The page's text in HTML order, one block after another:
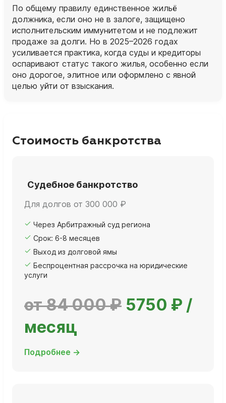
По общему правилу единственное жильё
должника, если оно не в залоге, защищено
исполнительским иммунитетом и не подлежит
продаже за долги. Но в 2025–2026 годах
усиливается практика, когда суды и кредиторы
оспаривают статус такого жилья, особенно если
оно дорогое, элитное или оформлено с явной
целью уйти от взыскания.
Стоимость банкротства
Судебное банкротство
Для долгов от 300 000 ₽
Через Арбитражный суд региона
Срок: 6-8 месяцев
Выход из долговой ямы
Беспроцентная рассрочка на юридические
услуги
от 84 000 ₽ 5750 ₽ /
месяц
Подробнее →